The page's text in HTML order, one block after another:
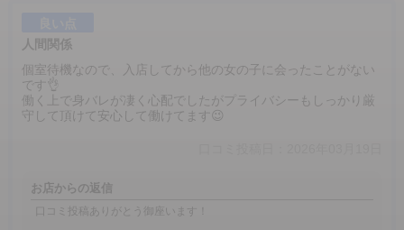
人間関係
個室待機なので、入店してから他の女の子に会ったことがない
です👌
働く上で身バレが凄く心配でしたがプライバシーもしっかり厳
守して頂けて安心して働けてます😉
お店からの返信
口コミ投稿ありがとう御座います！